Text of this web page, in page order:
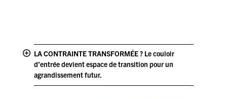
LA CONTRAINTE TRANSFORMÉE ? Le couloir
d’entrée devient espace de transition pour un
agrandissement futur.